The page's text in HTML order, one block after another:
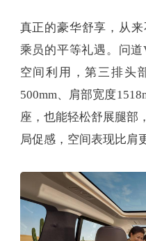
真正的豪华舒享，从
乘员的平等礼遇。问
空间利用，第三排头
500mm、肩部宽度
座，也能轻松舒展腿部
局促感，空间表现比肩